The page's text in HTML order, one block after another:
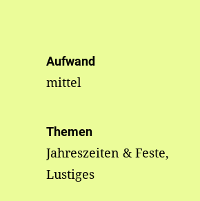
Aufwand
mittel
Themen
Jahreszeiten & Feste,
Lustiges